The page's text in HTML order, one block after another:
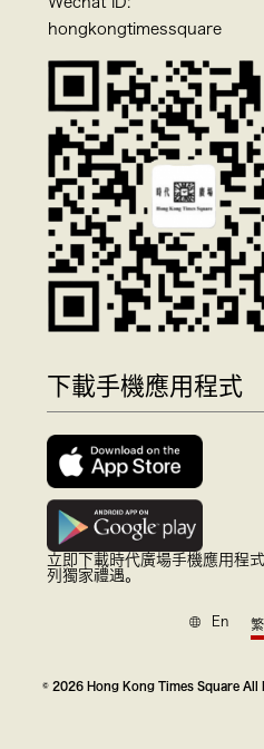
hongkongtimessquare
下載手機應用程式
立即下載時代廣場手機應用程
列獨家禮遇。
En 繁
© 2026 Hong Kong Times Square All